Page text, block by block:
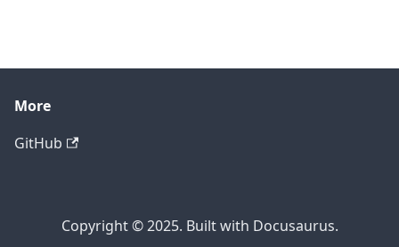
More
GitHub
Copyright © 2025. Built with Docusaurus.